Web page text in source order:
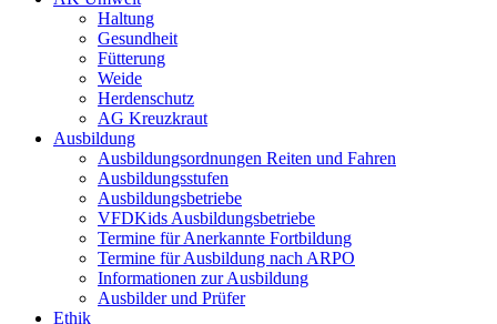
Haltung
Gesundheit
Fütterung
Weide
Herdenschutz
AG Kreuzkraut
Ausbildung
Ausbildungsordnungen Reiten und Fahren
Ausbildungsstufen
Ausbildungsbetriebe
VFDKids Ausbildungsbetriebe
Termine für Anerkannte Fortbildung
Termine für Ausbildung nach ARPO
Informationen zur Ausbildung
Ausbilder und Prüfer
Ethik